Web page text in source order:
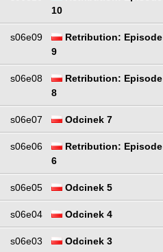
10
s06e09
Retribution: Episode
9
s06e08
Retribution: Episode
8
s06e07 Odcinek 7
s06e06
Retribution: Episode
6
s06e05 Odcinek 5
s06e04 Odcinek 4
s06e03 Odcinek 3